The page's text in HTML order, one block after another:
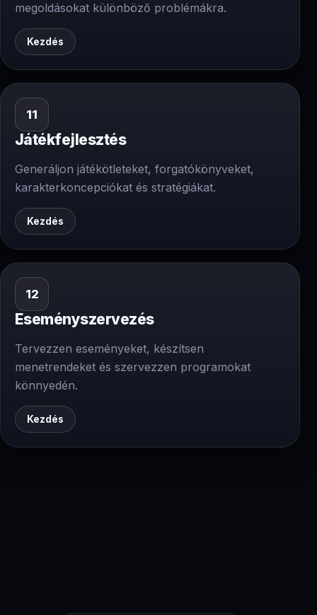
megoldásokat különböző problémákra.
Kezdés
11
Játékfejlesztés
Generáljon játékötleteket, forgatókönyveket,
karakterkoncepciókat és stratégiákat.
Kezdés
12
Eseményszervezés
Tervezzen eseményeket, készítsen
menetrendeket és szervezzen programokat
könnyedén.
Kezdés